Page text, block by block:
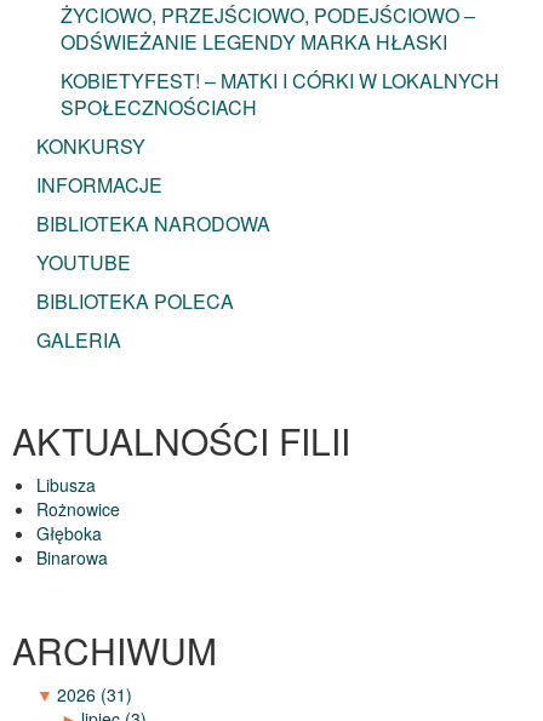
ŻYCIOWO, PRZEJŚCIOWO, PODEJŚCIOWO –
ODŚWIEŻANIE LEGENDY MARKA HŁASKI
KOBIETYFEST! – MATKI I CÓRKI W LOKALNYCH
SPOŁECZNOŚCIACH
KONKURSY
INFORMACJE
BIBLIOTEKA NARODOWA
YOUTUBE
BIBLIOTEKA POLECA
GALERIA
AKTUALNOŚCI FILII
Libusza
Rożnowice
Głęboka
Binarowa
ARCHIWUM
▼ 2026 (31)